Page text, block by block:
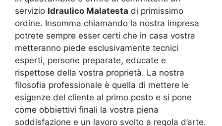
servizio Idraulico Malatesta di primissimo
ordine. Insomma chiamando la nostra impresa
potrete sempre esser certi che in casa vostra
metteranno piede esclusivamente tecnici
esperti, persone preparate, educate e
rispettose della vostra proprietà. La nostra
filosofia professionale è quella di mettere le
esigenze del cliente al primo posto e si pone
come obbiettivi finali la vostra piena
soddisfazione e un lavoro svolto a regola d’arte.